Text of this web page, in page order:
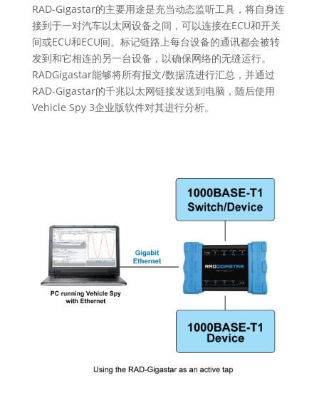
RAD-Gigastar的主要用途是充当动态监听工具，将自身连
接到于一对汽车以太网设备之间，可以连接在ECU和开关
间或ECU和ECU间。标记链路上每台设备的通讯都会被转
发到和它相连的另一台设备，以确保网络的无缝运行。
RADGigastar能够将所有报文/数据流进行汇总，并通过
RAD-Gigastar的千兆以太网链接发送到电脑，随后使用
Vehicle Spy 3企业版软件对其进行分析。